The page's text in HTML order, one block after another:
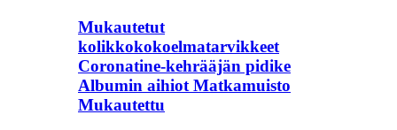
Mukautetut
kolikkokokoelmatarvikkeet
Coronatine-kehrääjän pidike
Albumin aihiot Matkamuisto
Mukautettu